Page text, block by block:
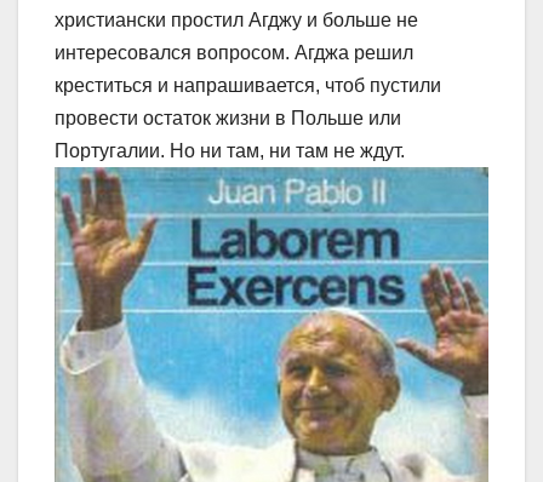
христиански простил Агджу и больше не
интересовался вопросом. Агджа решил
креститься и напрашивается, чтоб пустили
провести остаток жизни в Польше или
Португалии. Но ни там, ни там не ждут.